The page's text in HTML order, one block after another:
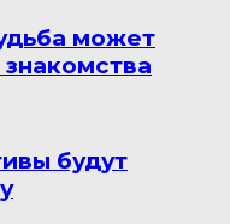
может
будут